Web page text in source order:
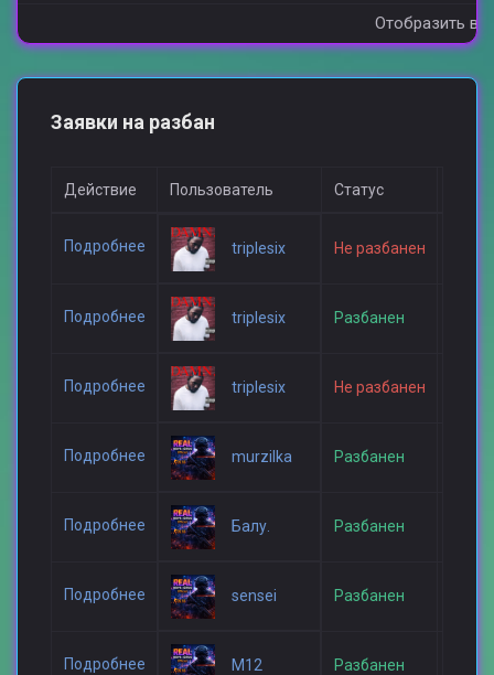
Отобразить
Заявки на разбан
Действие Пользователь Статус
Подробнее triplesix Не разбанен
Подробнее triplesix Разбанен
Подробнее triplesix Не разбанен
Подробнее murzilka Разбанен
Подробнее Балу. Разбанен
Подробнее sensei Разбанен
Подробнее M12 Разбанен